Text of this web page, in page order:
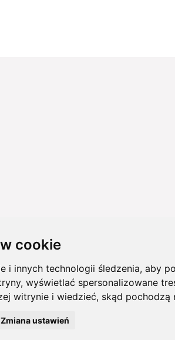
cookie
i innych technologii śledzenia, aby
wyświetlać spersonalizowane
witrynie i wiedzieć, skąd pochodzą
Zmiana ustawień